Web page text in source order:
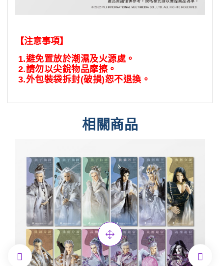
【注意事項】
1.避免置放於潮濕及火源處。
2.請勿以尖銳物品摩擦。
3.外包裝袋拆封(破損)恕不退換。
相關商品
 